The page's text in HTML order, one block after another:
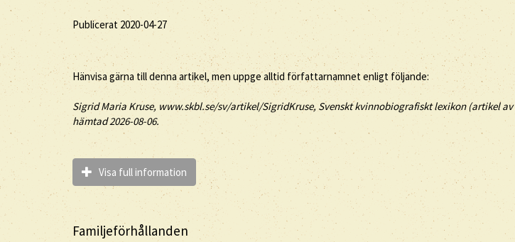
Publicerat 2020-04-27
Hänvisa gärna till denna artikel, men uppge alltid författarnamnet enligt följande:
SigridMariaKruse, www.skbl.se/sv/artikel/SigridKruse, Svenskt kvinnobiografiskt lexikon (artikel av
hämtad 2026-08-06.
Visa full information
Familjeförhållanden